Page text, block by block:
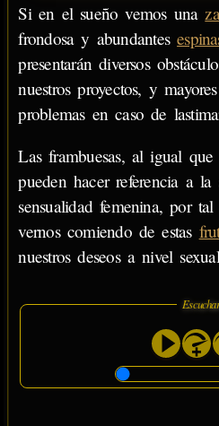
Si en el sueño vemos una
frondosa y abundantes
presentarán diversos
nuestros proyectos, y
problemas en caso de
Las frambuesas, al igual
pueden hacer referencia a la
sensualidad femenina, por
vernos comiendo de estas
nuestros deseos a nivel
Escuchar